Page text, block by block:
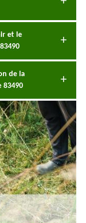
et le
de la
83490